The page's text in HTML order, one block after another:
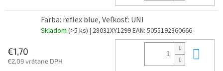
Farba: reflex blue, Veľkosť: UNI
Skladom (>5 ks) | 28031XY1299EAN: 5055192360666
€1,70
€2,09 vrátane DPH